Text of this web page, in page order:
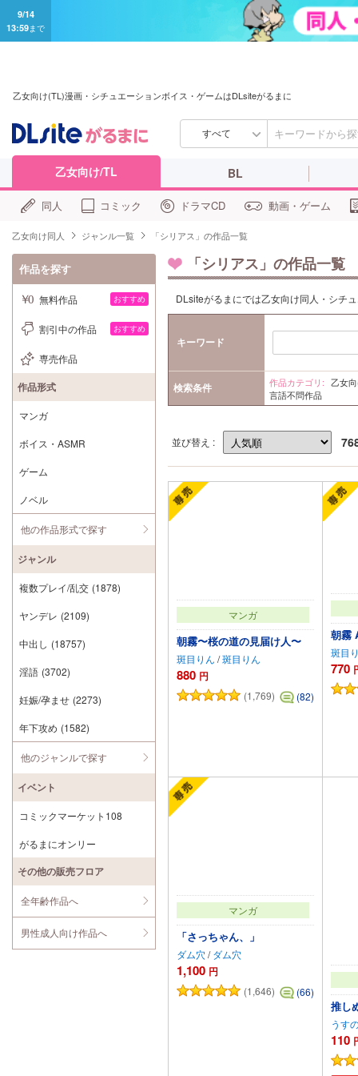
9/14
13:59まで
乙女向け(TL)漫画・シチュエーションボイス・ゲームはDLsiteがるまに
すべて
乙女向け/TL BL
同人 コミック ドラマCD 動画・ゲーム
乙女向け同人 ジャンル一覧 「シリアス」の作品一覧
「シリアス」の作品一覧
DLsiteがるまにでは乙女向け同人・シチ
キーワード
検索条件 作品カテゴリ: 乙女
言語不問作品
並び替え :
マンガ
朝霧〜桜の道の見届け人〜
斑目りん /斑目りん
880 円
(1,769) (82)
朝霧
斑目
770
マンガ
「さっちゃん、」
ダム穴 / ダム穴
1,100 円
(1,646) (66)
推し
うす
110
作品を探す
無料作品 おすすめ
割引中の作品 おすすめ
専売作品
作品形式
マンガ
ボイス・ASMR
ゲーム
ノベル
他の作品形式で探す
ジャンル
複数プレイ/乱交 (1878)
ヤンデレ (2109)
中出し (18757)
淫語 (3702)
妊娠/孕ませ (2273)
年下攻め (1582)
他のジャンルで探す
イベント
コミックマーケット108
がるまにオンリー
その他の販売フロア
全年齢作品へ
男性成人向け作品へ